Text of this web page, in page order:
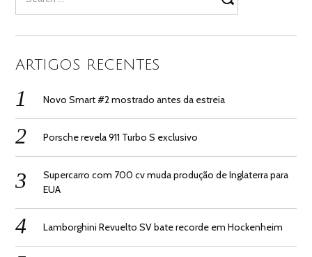
for:
ARTIGOS RECENTES
Novo Smart #2 mostrado antes da estreia
Porsche revela 911 Turbo S exclusivo
Supercarro com 700 cv muda produção de Inglaterra para
EUA
Lamborghini Revuelto SV bate recorde em Hockenheim